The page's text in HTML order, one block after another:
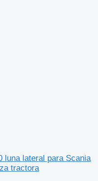
luna lateral para Scania
tractora